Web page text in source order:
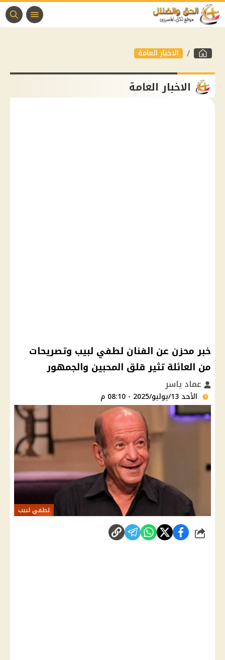
الاخبار العامة
الاخبار العامة
خبر محزن عن الفنان لطفي لبيب وتصريحات
من العائلة تثير قلق المحبين والجمهور
عماد ياسر
الأحد 13/يوليو/2025 - 08:10 م
لطفي لبيب
شارك